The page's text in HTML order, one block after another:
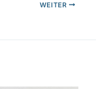
WEITER